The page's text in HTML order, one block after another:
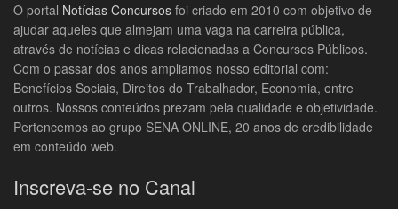
O portal Notícias Concursos foi criado em 2010 com objetivo de
ajudar aqueles que almejam uma vaga na carreira pública,
através de notícias e dicas relacionadas a Concursos Públicos.
Com o passar dos anos ampliamos nosso editorial com:
Benefícios Sociais, Direitos do Trabalhador, Economia, entre
outros. Nossos conteúdos prezam pela qualidade e objetividade.
Pertencemos ao grupo SENA ONLINE, 20 anos de credibilidade
em conteúdo web.
Inscreva-se no Canal